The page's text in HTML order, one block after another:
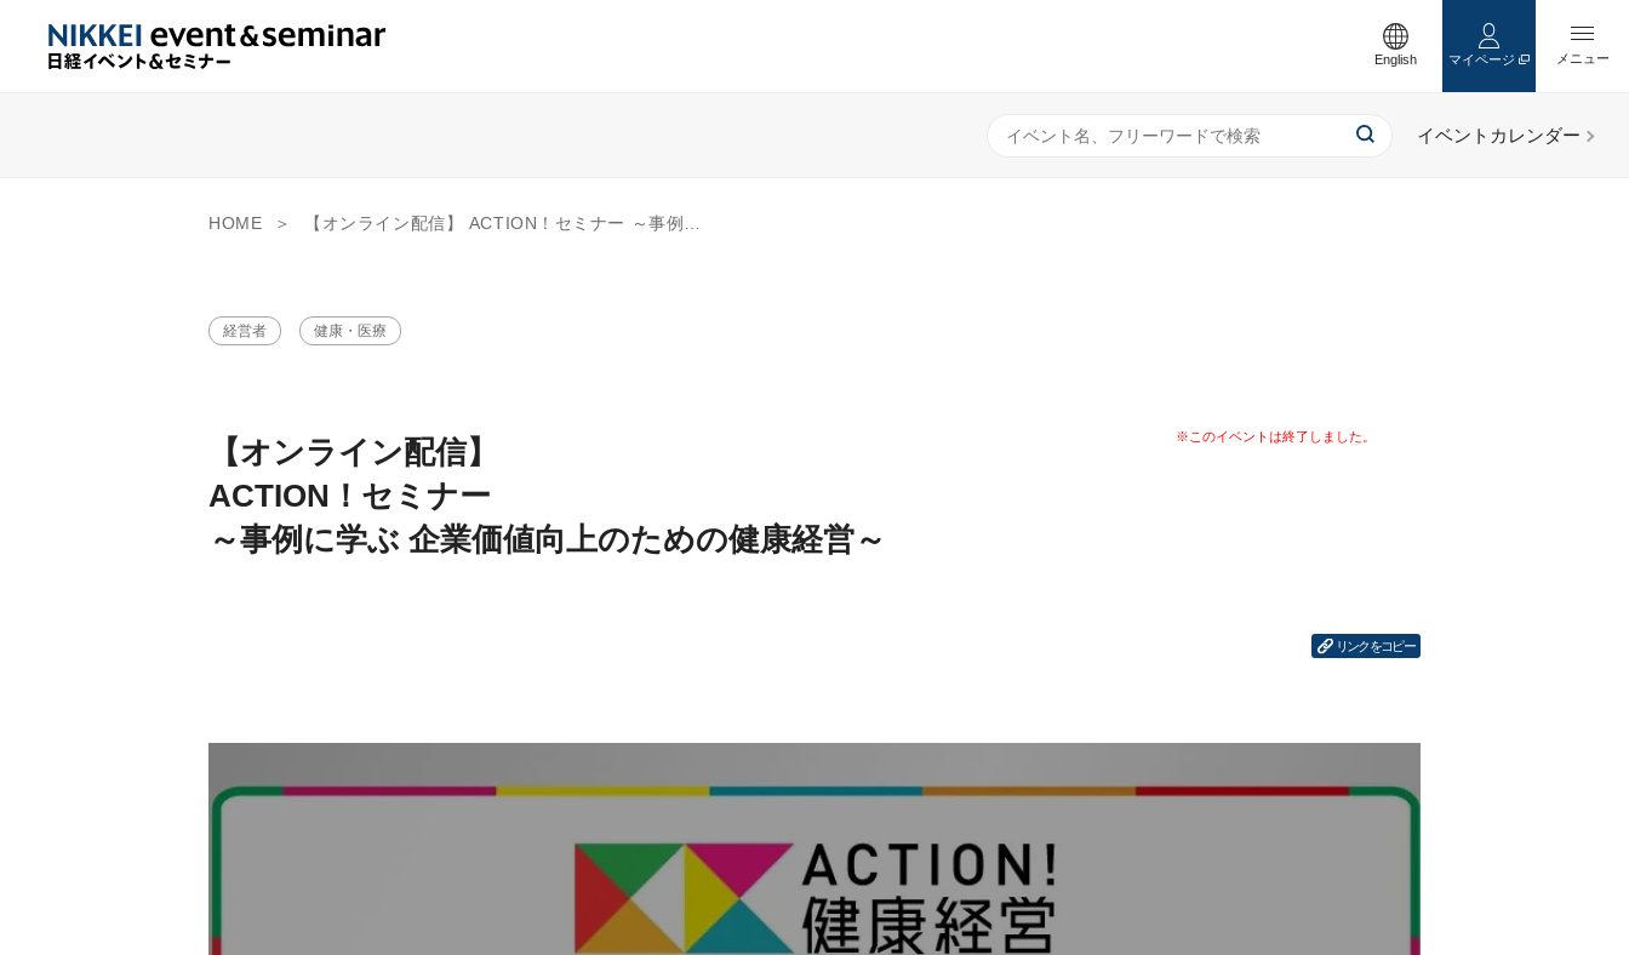
English マイページ
HOME 【オンライン配信】 ACTION！セミナー ～事例に学ぶ 企業価値向上のための健康経営～
経営者 健康・医療
【オンライン配信】
ACTION！セミナー
～事例に学ぶ 企業価値向上のための健康経営～
リンクをコピー